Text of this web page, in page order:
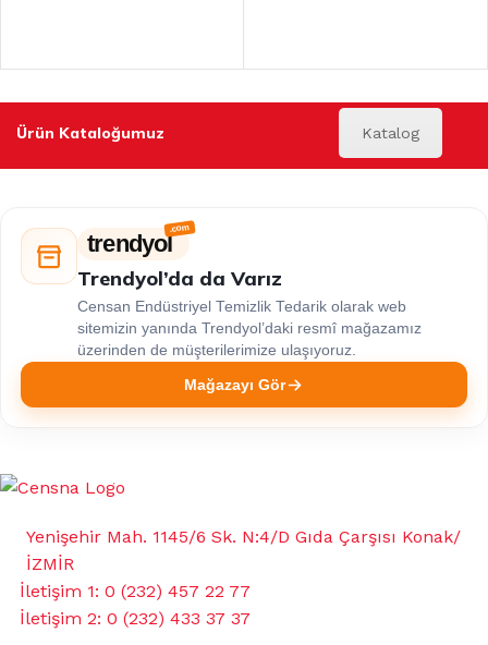
Ürün Kataloğumuz Katalog
trendyol
Trendyol’da da Varız
Censan Endüstriyel Temizlik Tedarik olarak web
sitemizin yanında Trendyol’daki resmî mağazamız
üzerinden de müşterilerimize ulaşıyoruz.
Mağazayı Gör
Yenişehir Mah. 1145/6 Sk. N:4/D Gıda Çarşısı Konak/
İZMİR
İletişim 1: 0 (232) 457 22 77
İletişim 2: 0 (232) 433 37 37